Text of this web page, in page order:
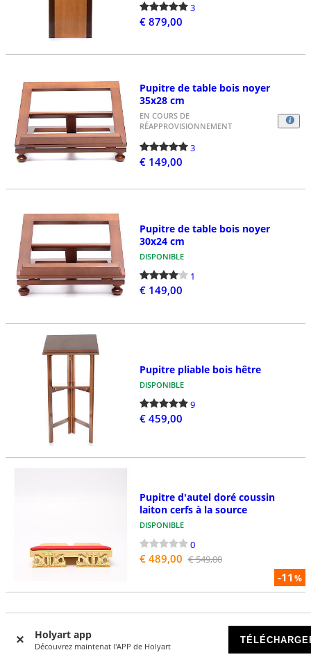
Holyart app
Découvrez maintenat l'APP de Holyart
3
€ 879,00
Pupitre de table bois noyer
35x28 cm
EN COURS DE
RÉAPPROVISIONNEMENT
3
€ 149,00
Pupitre de table bois noyer
30x24 cm
DISPONIBLE
1
€ 149,00
Pupitre pliable bois hêtre
DISPONIBLE
9
€ 459,00
-11%
Pupitre d'autel doré coussin
laiton cerfs à la source
DISPONIBLE
0
€ 489,00 € 549,00